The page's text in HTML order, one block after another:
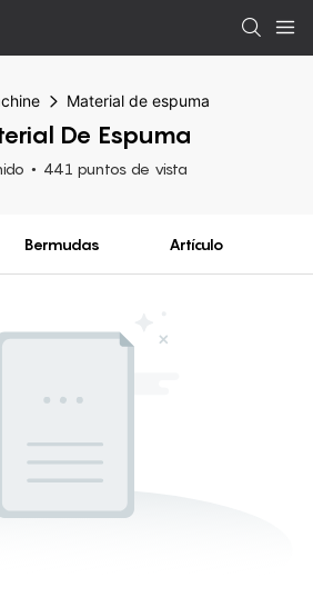
Material de espuma
De Espuma
441 puntos de vista
Bermudas Artículo